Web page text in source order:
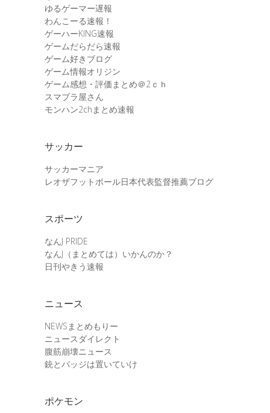
ゆるゲーマー遅報
わんこーる速報！
ゲーハーKING速報
ゲームだらだら速報
ゲーム好きブログ
ゲーム情報オリジン
ゲーム感想・評価まとめ＠2ｃｈ
スマブラ屋さん
モンハン2chまとめ速報
サッカー
サッカーマニア
レオザフットボール日本代表監督推薦ブログ
スポーツ
なんJ PRIDE
なんJ（まとめては）いかんのか？
日刊やきう速報
ニュース
NEWSまとめもりー
ニュースダイレクト
腹筋崩壊ニュース
銃とバッジは置いていけ
ポケモン